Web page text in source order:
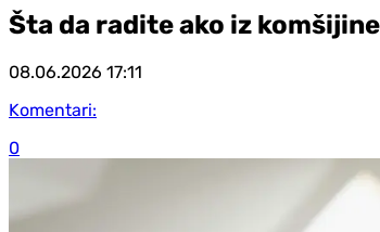
Šta da radite ako iz
08.06.2026 17:11
Komentari:
0